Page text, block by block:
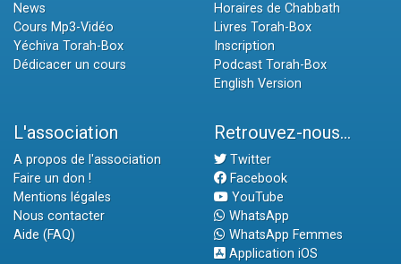
News
Cours Mp3-Vidéo
Yéchiva Torah-Box
Dédicacer un cours
Horaires de Chabbath
Livres Torah-Box
Inscription
Podcast Torah-Box
English Version
L'association
A propos de l'association
Faire un don !
Mentions légales
Nous contacter
Aide (FAQ)
Retrouvez-nous...
Twitter
Facebook
YouTube
WhatsApp
WhatsApp Femmes
Application iOS